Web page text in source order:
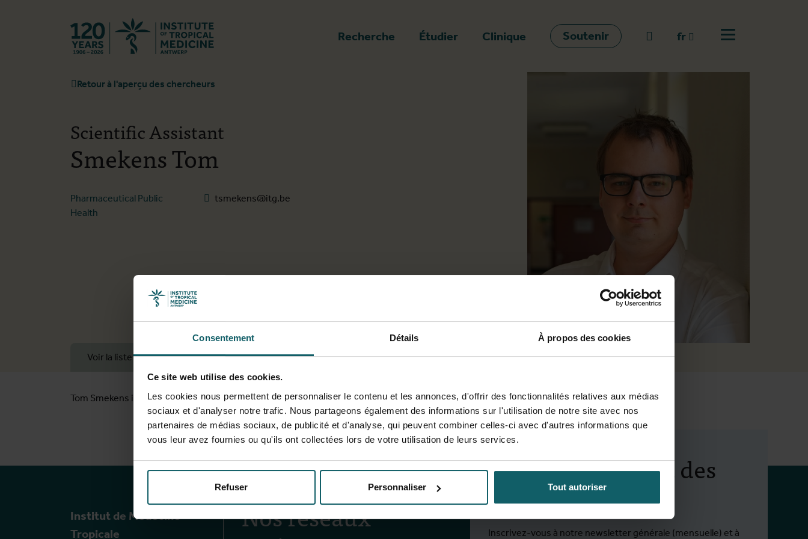
Consentement Détails À propos des cookies
Ce site web utilise des cookies.
Les cookies nous permettent de personnaliser le contenu et les annonces, d'offrir des fonctionnalités relatives aux médias
sociaux et d'analyser notre trafic. Nous partageons également des informations sur l'utilisation de notre site avec nos
partenaires de médias sociaux, de publicité et d'analyse, qui peuvent combiner celles-ci avec d'autres informations que
vous leur avez fournies ou qu'ils ont collectées lors de votre utilisation de leurs services.
Refuser Personnaliser Tout autoriser
Recherche Étudier Clinique Soutenir go to search
fr
Ouvrir le menu
Retour à l'aperçu des chercheurs
Smekens Tom
Scientific Assistant
Pharmaceutical Public
Health
tsmekens@itg.be
Voir la liste complète des publications View full fingerprint Voir la liste complète des projéts
Tom Smekens is the departmental statistician within the Department of Public Health.
Institut de Médecine
Tropicale
Nos réseaux
Restez au courant des
activités de l'IMT
Inscrivez-vous à notre newsletter générale (mensuelle) et à